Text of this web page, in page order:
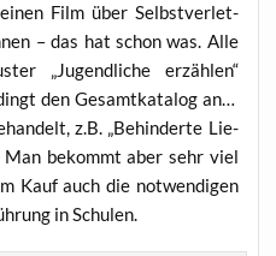
Film über Selbst­ver­let­
– das hat schon was. Alle
„Jugend­li­che erzäh­len“
den Gesamt­ka­ta­log an…
z.B. „Behin­der­te Lie­
Man bekommt aber sehr viel
Kauf auch die not­wen­di­gen
in Schulen.